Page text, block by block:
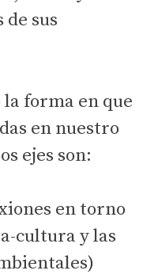
sus
forma en que
en nuestro
ejes son:
en torno
cultura y las